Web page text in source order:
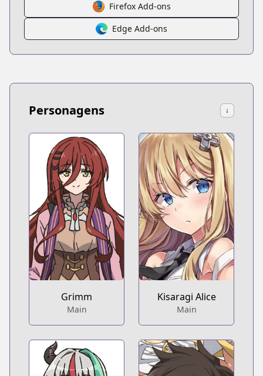
Firefox Add-ons
Edge Add-ons
Personagens ↓
Grimm
Main
Kisaragi Alice
Main